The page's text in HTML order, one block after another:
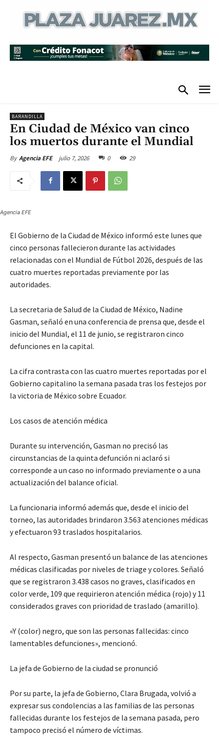
BARANDILLA
En Ciudad de México van cinco
los muertos durante el Mundial
By Agencia EFE julio 7, 2026 0 29
Agencia EFE
El Gobierno de la Ciudad de México informó este lunes que
cinco personas fallecieron durante las actividades
relacionadas con el Mundial de Fútbol 2026, después de las
cuatro muertes reportadas previamente por las
autoridades.
La secretaria de Salud de la Ciudad de México, Nadine
Gasman, señaló en una conferencia de prensa que, desde el
inicio del Mundial, el 11 de junio, se registraron cinco
defunciones en la capital.
La cifra contrasta con las cuatro muertes reportadas por el
Gobierno capitalino la semana pasada tras los festejos por
la victoria de México sobre Ecuador.
Los casos de atención médica
Durante su intervención, Gasman no precisó las
circunstancias de la quinta defunción ni aclaró si
corresponde a un caso no informado previamente o a una
actualización del balance oficial.
La funcionaria informó además que, desde el inicio del
torneo, las autoridades brindaron 3.563 atenciones médicas
y efectuaron 93 traslados hospitalarios.
Al respecto, Gasman presentó un balance de las atenciones
médicas clasificadas por niveles de triage y colores. Señaló
que se registraron 3.438 casos no graves, clasificados en
color verde, 109 que requirieron atención médica (rojo) y 11
considerados graves con prioridad de traslado (amarillo).
«Y (color) negro, que son las personas fallecidas: cinco
lamentables defunciones», mencionó.
La jefa de Gobierno de la ciudad se pronunció
Por su parte, la jefa de Gobierno, Clara Brugada, volvió a
expresar sus condolencias a las familias de las personas
fallecidas durante los festejos de la semana pasada, pero
tampoco precisó el número de víctimas.